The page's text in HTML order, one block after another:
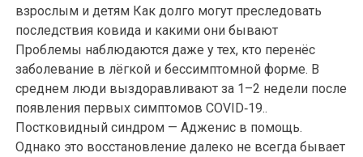
взрослым и детям Как долго могут преследовать
последствия ковида и какими они бывают
Проблемы наблюдаются даже у тех, кто перенёс
заболевание в лёгкой и бессимптомной форме. В
среднем люди выздоравливают за 1–2 недели после
появления первых симптомов COVID‑19..
Постковидный синдром — Адженис в помощь.
Однако это восстановление далеко не всегда бывает